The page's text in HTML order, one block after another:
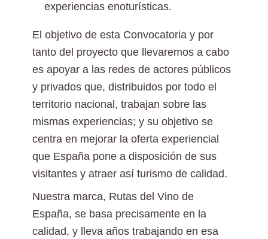
experiencias enoturísticas.
El objetivo de esta Convocatoria y por
tanto del proyecto que llevaremos a cabo
es apoyar a las redes de actores públicos
y privados que, distribuidos por todo el
territorio nacional, trabajan sobre las
mismas experiencias; y su objetivo se
centra en mejorar la oferta experiencial
que España pone a disposición de sus
visitantes y atraer así turismo de calidad.
Nuestra marca, Rutas del Vino de
España, se basa precisamente en la
calidad, y lleva años trabajando en esa